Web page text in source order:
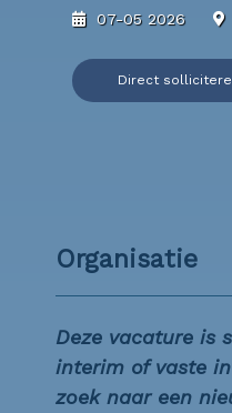
07-05 2026
Direct
Organisatie
Deze vacature is
interim of vaste
zoek naar een